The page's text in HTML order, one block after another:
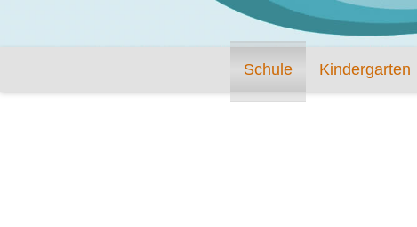
Schule Kindergarten